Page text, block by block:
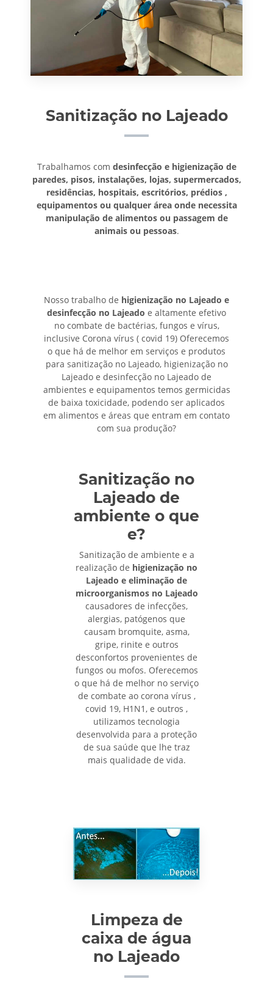
Sanitização no Lajeado
Trabalhamos com desinfecção e higienização de
paredes, pisos, instalações, lojas, supermercados,
residências, hospitais, escritórios, prédios ,
equipamentos ou qualquer área onde necessita
manipulação de alimentos ou passagem de
animais ou pessoas.
Nosso trabalho de higienização no Lajeado e
desinfecção no Lajeado e altamente efetivo
no combate de bactérias, fungos e vírus,
inclusive Corona vírus ( covid 19) Oferecemos
o que há de melhor em serviços e produtos
para sanitização no Lajeado, higienização no
Lajeado e desinfecção no Lajeado de
ambientes e equipamentos temos germicidas
de baixa toxicidade, podendo ser aplicados
em alimentos e áreas que entram em contato
com sua produção?
Sanitização no
Lajeado de
ambiente o que
e?
Sanitização de ambiente e a
realização de higienização no
Lajeado e eliminação de
microorganismos no Lajeado
causadores de infecções,
alergias, patógenos que
causam bromquite, asma,
gripe, rinite e outros
desconfortos provenientes de
fungos ou mofos. Oferecemos
o que há de melhor no serviço
de combate ao corona vírus ,
covid 19, H1N1, e outros ,
utilizamos tecnologia
desenvolvida para a proteção
de sua saúde que lhe traz
mais qualidade de vida.
Limpeza de
caixa de água
no Lajeado